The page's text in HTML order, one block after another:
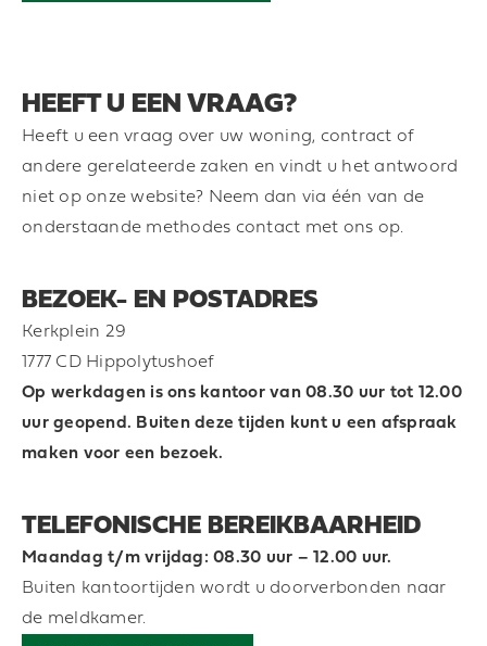
HEEFT U EEN VRAAG?
Heeft u een vraag over uw woning, contract of
andere gerelateerde zaken en vindt u het antwoord
niet op onze website? Neem dan via één van de
onderstaande methodes contact met ons op.
BEZOEK- EN POSTADRES
Kerkplein 29
1777 CD Hippolytushoef
Op werkdagen is ons kantoor van 08.30 uur tot 12.00
uur geopend. Buiten deze tijden kunt u een afspraak
maken voor een bezoek.
TELEFONISCHE BEREIKBAARHEID
Maandag t/m vrijdag: 08.30 uur – 12.00 uur.
Buiten kantoortijden wordt u doorverbonden naar
de meldkamer.